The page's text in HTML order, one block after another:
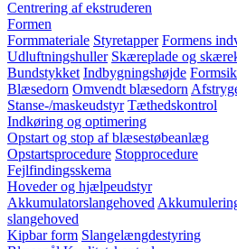
Centrering af ekstruderen
Formen
Formmateriale Styretapper Formens
Udluftningshuller Skæreplade og
Bundstykket Indbygningshøjde
Blæsedorn Omvendt blæsedorn
Stanse-/maskeudstyr Tæthedskontrol
Indkøring og optimering
Opstart og stop af blæsestøbeanlæg
Opstartsprocedure Stopprocedure
Fejlfindingsskema
Hoveder og hjælpeudstyr
Akkumulatorslangehoved
slangehoved
Kipbar form Slangelængdestyring